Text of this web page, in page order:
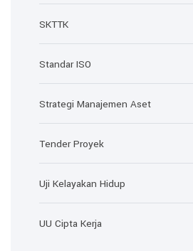
SKTTK
Standar ISO
Strategi Manajemen Aset
Tender Proyek
Uji Kelayakan Hidup
UU Cipta Kerja